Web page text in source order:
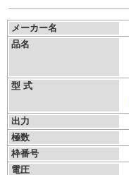
メーカー名
品名
型 式
出力
極数
枠番号
電圧